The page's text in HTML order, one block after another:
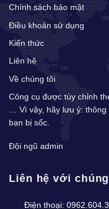
Chính sách bảo mật
Điều khoản sử dụng
Kiến thức
Liên hệ
Về chúng tôi
Công cụ được tùy chỉnh
… Vì vậy, hãy lưu ý:
bạn bị sốc.
Đội ngũ admin
Liên hệ với
Điện thoại: